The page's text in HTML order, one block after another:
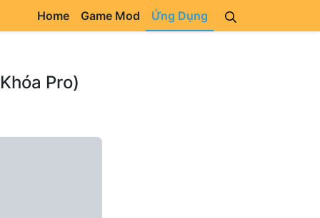
Home Game Mod Ứng Dụng
Pro)